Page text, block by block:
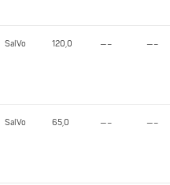
SalVo 120,0 —– —–
SalVo 65,0 —– —–